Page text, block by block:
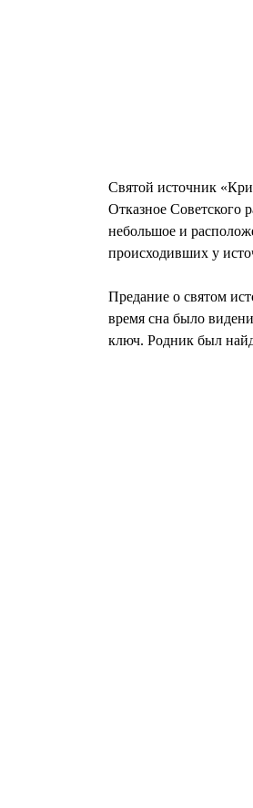
Святой источник
Отказное Советского
небольшое и
происходивших у
Предание о святом
время сна было
ключ. Родник был